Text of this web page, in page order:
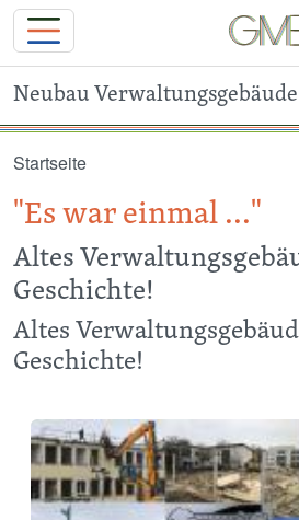
Neubau Verwaltungsgebäude
Startseite
"Es war einmal ..."
Altes
Geschichte!
Altes
Geschichte!
Image